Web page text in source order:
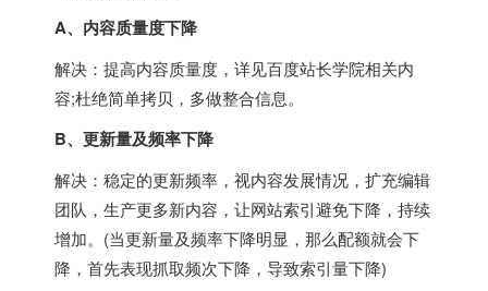
A、内容质量度下降
解决：提高内容质量度，详见百度站长学院相关内
容;杜绝简单拷贝，多做整合信息。
B、更新量及频率下降
解决：稳定的更新频率，视内容发展情况，扩充编辑
团队，生产更多新内容，让网站索引避免下降，持续
增加。(当更新量及频率下降明显，那么配额就会下
降，首先表现抓取频次下降，导致索引量下降)